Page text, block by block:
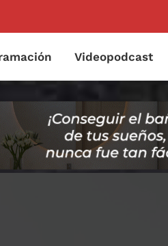
Videopodcast